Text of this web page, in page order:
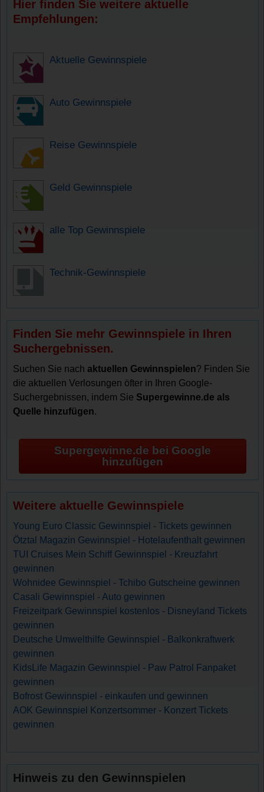
Hier finden Sie weitere aktuelle
Empfehlungen:
Aktuelle Gewinnspiele
Auto Gewinnspiele
Reise Gewinnspiele
Geld Gewinnspiele
alle Top Gewinnspiele
Technik-Gewinnspiele
Finden Sie mehr Gewinnspiele in Ihren
Suchergebnissen.
Suchen Sie nachaktuellen Gewinnspielen? Finden Sie
die aktuellen Verlosungen öfter in Ihren Google-
Suchergebnissen, indem Sie Supergewinne.de als
Quelle hinzufügen.
Supergewinne.de bei Google
hinzufügen
Weitere aktuelle Gewinnspiele
Young Euro Classic Gewinnspiel - Tickets gewinnen
Ötztal Magazin Gewinnspiel - Hotelaufenthalt gewinnen
TUI Cruises Mein Schiff Gewinnspiel - Kreuzfahrt
gewinnen
Wohnidee Gewinnspiel - Tchibo Gutscheine gewinnen
Casali Gewinnspiel - Auto gewinnen
Freizeitpark Gewinnspiel kostenlos - Disneyland Tickets
gewinnen
Deutsche Umwelthilfe Gewinnspiel - Balkonkraftwerk
gewinnen
KidsLife Magazin Gewinnspiel - Paw Patrol Fanpaket
gewinnen
Bofrost Gewinnspiel - einkaufen und gewinnen
AOK Gewinnspiel Konzertsommer - Konzert Tickets
gewinnen
Hinweis zu den Gewinnspielen